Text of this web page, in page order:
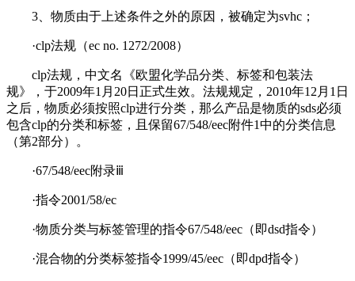
3、物质由于上述条件之外的原因，被确定为svhc；
·clp法规（ec no. 1272/2008）
clp法规，中文名《欧盟化学品分类、标签和包装法
规》，于2009年1月20日正式生效。法规规定，2010年12月1日
之后，物质必须按照clp进行分类，那么产品是物质的sds必须
包含clp的分类和标签，且保留67/548/eec附件1中的分类信息
（第2部分）。
·67/548/eec附录ⅲ
·指令2001/58/ec
·物质分类与标签管理的指令67/548/eec（即dsd指令）
·混合物的分类标签指令1999/45/eec（即dpd指令）